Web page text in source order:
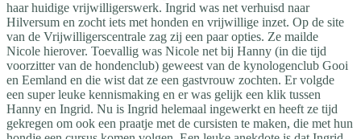
haar huidige vrijwilligerswerk. Ingrid was net verhuisd naar
Hilversum en zocht iets met honden en vrijwillige inzet. Op de site
van de Vrijwilligerscentrale zag zij een paar opties. Ze mailde
Nicole hierover. Toevallig was Nicole net bij Hanny (in die tijd
voorzitter van de hondenclub) geweest van de kynologenclub Gooi
en Eemland en die wist dat ze een gastvrouw zochten. Er volgde
een super leuke kennismaking en er was gelijk een klik tussen
Hanny en Ingrid. Nu is Ingrid helemaal ingewerkt en heeft ze tijd
gekregen om ook een praatje met de cursisten te maken, die met hun